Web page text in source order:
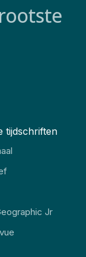
tijdschriften
Jr